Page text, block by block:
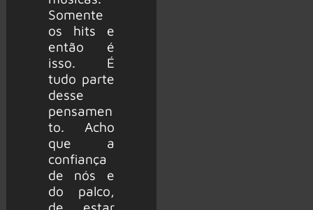
Somente
os hits e
então é
isso. É
tudo parte
desse
pensamen
to. Acho
que a
confiança
de nós e
do palco,